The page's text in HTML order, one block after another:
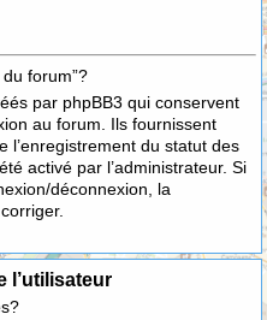
forum”?
par phpBB3 qui conservent
au forum. Ils fournissent
l’enregistrement du statut des
activé par l’administrateur. Si
déconnexion, la
l’utilisateur